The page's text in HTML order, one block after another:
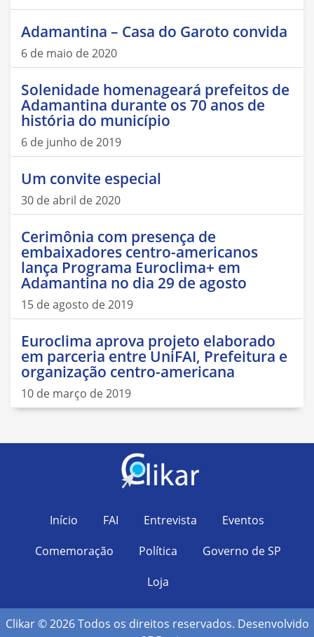
Adamantina – Casa do Garoto convida
6 de maio de 2020
Solenidade homenageará prefeitos de
Adamantina durante os 70 anos de
história do município
6 de junho de 2019
Um convite especial
30 de abril de 2020
Cerimônia com presença de
embaixadores centro-americanos
lança Programa Euroclima+ em
Adamantina no dia 29 de agosto
15 de agosto de 2019
Euroclima aprova projeto elaborado
em parceria entre UniFAI, Prefeitura e
organização centro-americana
10 de março de 2019
Início FAI Entrevista
Eventos
Comemoração
Política
Governo de SP
Loja
Clikar © 2026 Todos os direitos reservados. Desenvolvido